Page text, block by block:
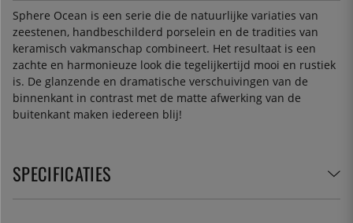
Sphere Ocean is een serie die de natuurlijke variaties van
zeestenen, handbeschilderd porselein en de tradities van
keramisch vakmanschap combineert. Het resultaat is een
zachte en harmonieuze look die tegelijkertijd mooi en rustiek
is. De glanzende en dramatische verschuivingen van de
binnenkant in contrast met de matte afwerking van de
buitenkant maken iedereen blij!
SPECIFICATIES